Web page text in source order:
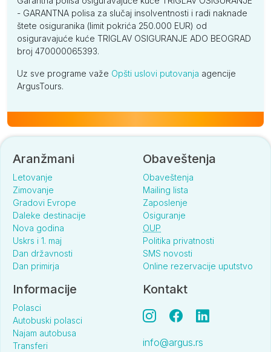
- GARANTNA polisa za slučaj insolventnosti i radi naknade
štete osiguranika (limit pokrića 250.000 EUR) od
osiguravajuće kuće TRIGLAV OSIGURANJE ADO BEOGRAD
broj 470000065393.
Uz sve programe važe Opšti uslovi putovanja agencije
ArgusTours.
Aranžmani
Letovanje
Zimovanje
Gradovi Evrope
Daleke destinacije
Nova godina
Uskrs i 1. maj
Dan državnosti
Dan primirja
Obaveštenja
Obaveštenja
Mailing lista
Zaposlenje
Osiguranje
OUP
Politika privatnosti
SMS novosti
Online rezervacije uputstvo
Informacije
Polasci
Autobuski polasci
Najam autobusa
Transferi
Kontakt
info@argus.rs